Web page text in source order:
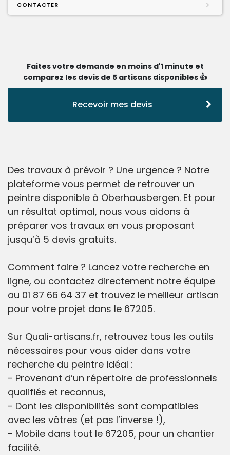
CONTACTER
Faites votre demande en moins d'1 minute et
comparez les devis de 5 artisans disponibles 👍
Recevoir mes devis
Des travaux à prévoir ? Une urgence ? Notre
plateforme vous permet de retrouver un
peintre disponible à Oberhausbergen. Et pour
un résultat optimal, nous vous aidons à
préparer vos travaux en vous proposant
jusqu’à 5 devis gratuits.
Comment faire ? Lancez votre recherche en
ligne, ou contactez directement notre équipe
au 01 87 66 64 37 et trouvez le meilleur artisan
pour votre projet dans le 67205.
Sur Quali-artisans.fr, retrouvez tous les outils
nécessaires pour vous aider dans votre
recherche du peintre idéal :
- Provenant d’un répertoire de professionnels
qualifiés et reconnus,
- Dont les disponibilités sont compatibles
avec les vôtres (et pas l’inverse !),
- Mobile dans tout le 67205, pour un chantier
facilité.